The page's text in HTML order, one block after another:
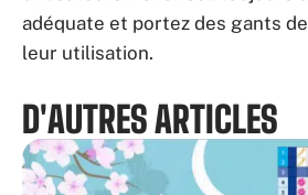
adéquate et portez des gants
leur utilisation.
D'AUTRES ARTICLES